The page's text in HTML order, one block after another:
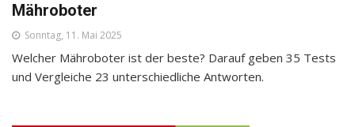
Mähroboter
Sonntag, 11. Mai 2025
Welcher Mähroboter ist der beste? Darauf geben 35 Tests
und Vergleiche 23 unterschiedliche Antworten.